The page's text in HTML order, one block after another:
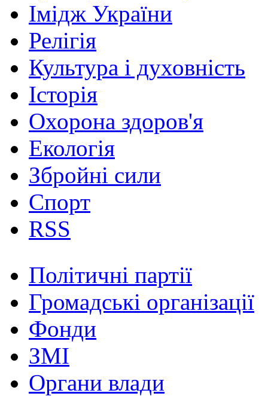
Імідж України
Релігія
Культура і духовність
Історія
Охорона здоров'я
Екологія
Збройні сили
Спорт
RSS
Політичні партії
Громадські організації
Фонди
ЗМІ
Органи влади